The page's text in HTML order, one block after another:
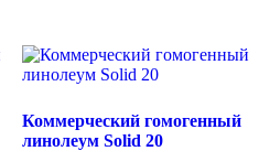
Коммерческий гомогенный
линолеум Solid 20